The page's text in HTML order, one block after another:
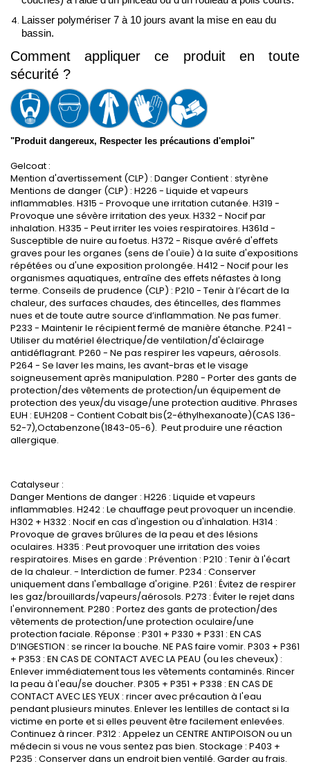
Laisser polymériser 7 à 10 jours avant la mise en eau du
bassin.
Comment appliquer ce produit en toute
sécurité ?
"Produit dangereux, Respecter les précautions d'emploi"
Gelcoat :
Mention d'avertissement (CLP) : Danger Contient : styrène
Mentions de danger (CLP) : H226 - Liquide et vapeurs
inflammables. H315 - Provoque une irritation cutanée. H319 -
Provoque une sévère irritation des yeux. H332 - Nocif par
inhalation. H335 - Peut irriter les voies respiratoires. H361d -
Susceptible de nuire au foetus. H372 - Risque avéré d'effets
graves pour les organes (sens de l'ouïe) à la suite d'expositions
répétées ou d'une exposition prolongée. H412 - Nocif pour les
organismes aquatiques, entraîne des effets néfastes à long
terme. Conseils de prudence (CLP) : P210 - Tenir à l’écart de la
chaleur, des surfaces chaudes, des étincelles, des flammes
nues et de toute autre source d’inflammation. Ne pas fumer.
P233 - Maintenir le récipient fermé de manière étanche. P241 -
Utiliser du matériel électrique/de ventilation/d'éclairage
antidéflagrant. P260 - Ne pas respirer les vapeurs, aérosols.
P264 - Se laver les mains, les avant-bras et le visage
soigneusement après manipulation. P280 - Porter des gants de
protection/des vêtements de protection/un équipement de
protection des yeux/du visage/une protection auditive. Phrases
EUH : EUH208 - Contient Cobalt bis(2-éthylhexanoate)(CAS 136-
52-7),Octabenzone(1843-05-6). Peut produire une réaction
allergique.
Catalyseur :
Danger Mentions de danger : H226 : Liquide et vapeurs
inflammables. H242 : Le chauffage peut provoquer un incendie.
H302 + H332 : Nocif en cas d'ingestion ou d'inhalation. H314 :
Provoque de graves brûlures de la peau et des lésions
oculaires. H335 : Peut provoquer une irritation des voies
respiratoires. Mises en garde : Prévention : P210 : Tenir à l'écart
de la chaleur. - Interdiction de fumer. P234 : Conserver
uniquement dans l'emballage d'origine. P261 : Évitez de respirer
les gaz/brouillards/vapeurs/aérosols. P273 : Éviter le rejet dans
l'environnement. P280 : Portez des gants de protection/des
vêtements de protection/une protection oculaire/une
protection faciale. Réponse : P301 + P330 + P331 : EN CAS
D’INGESTION : se rincer la bouche. NE PAS faire vomir. P303 + P361
+ P353 : EN CAS DE CONTACT AVEC LA PEAU (ou les cheveux) :
Enlever immédiatement tous les vêtements contaminés. Rincer
la peau à l'eau/se doucher. P305 + P351 + P338 : EN CAS DE
CONTACT AVEC LES YEUX : rincer avec précaution à l'eau
pendant plusieurs minutes. Enlever les lentilles de contact si la
victime en porte et si elles peuvent être facilement enlevées.
Continuez à rincer. P312 : Appelez un CENTRE ANTIPOISON ou un
médecin si vous ne vous sentez pas bien. Stockage : P403 +
P235 : Conserver dans un endroit bien ventilé. Garder au frais.